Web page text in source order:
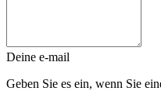
Deine e-mail
Geben Sie es ein, wenn Sie